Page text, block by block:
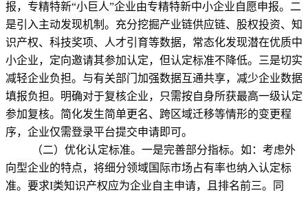
报，专精特新“小巨人”企业由专精特新中小企业自愿申报。二
是引入主动发现机制。充分挖掘产业链供应链、股权投资、知
识产权、科技奖项、人才引育等数据，常态化发现潜在优质中
小企业，定向邀请其参加认定，但认定标准不降低。三是切实
减轻企业负担。与有关部门加强数据互通共享，减少企业数据
填报负担。明确对于复核企业，只需按自身所获最高一级认定
参加复核。简化发生简单更名、跨区域迁移等情形的变更程
序，企业仅需登录平台提交申请即可。
（二）优化认定标准。一是完善部分指标。如：考虑外
向型企业的特点，将细分领域国际市场占有率也纳入认定标
准。要求Ι类知识产权应为企业自主申请，且排名前三。同